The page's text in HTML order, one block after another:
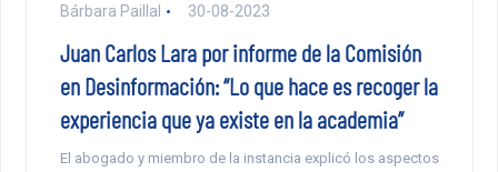
Bárbara Paillal 30-08-2023
Juan Carlos Lara por informe de la Comisión
en Desinformación: “Lo que hace es recoger la
experiencia que ya existe en la academia”
El abogado y miembro de la instancia explicó los aspectos